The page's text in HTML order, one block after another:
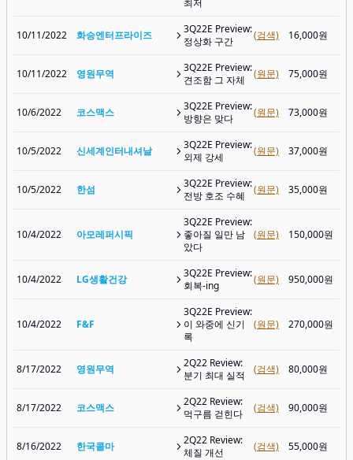
최저
10/11/2022 화승엔터프라이즈
3Q22E Preview:
정상화 구간
(검색) 16,000원
10/11/2022 영원무역
3Q22E Preview:
견조함 그 자체
(원문) 75,000원
10/6/2022 코스맥스
3Q22E Preview:
방향은 맞다
(원문) 73,000원
10/5/2022 신세계인터내셔날
3Q22E Preview:
외제 강세
(원문) 37,000원
10/5/2022 한섬
3Q22E Preview:
전방 호조 수혜
(원문) 35,000원
10/4/2022 아모레퍼시픽
3Q22E Preview:
좋아질 일만 남
았다
(원문) 150,000원
10/4/2022 LG생활건강
3Q22E Preview:
회복-ing
(원문) 950,000원
10/4/2022 F&F
3Q22E Preview:
이 와중에 신기
록
(원문) 270,000원
8/17/2022 영원무역
2Q22 Review:
분기 최대 실적
(검색) 80,000원
8/17/2022 코스맥스
2Q22 Review:
먹구름 걷힌다
(검색) 90,000원
8/16/2022 한국콜마
2Q22 Review:
체질 개선
(검색) 55,000원